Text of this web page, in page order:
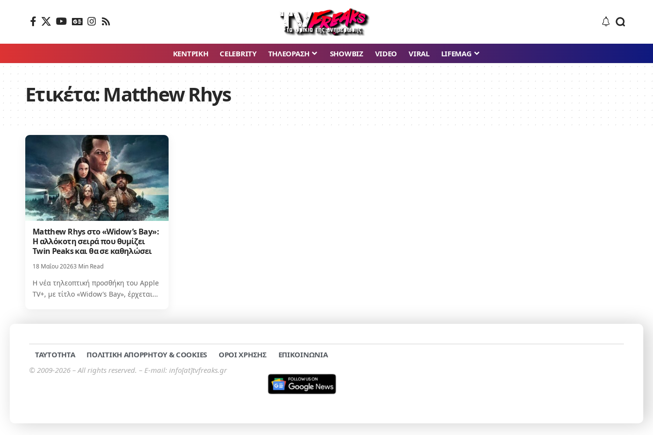
ΚΕΝΤΡΙΚΗ CELEBRITY ΤΗΛΕΟΡΑΣΗ SHOWBIZ VIDEO VIRAL LIFEMAG
Ετικέτα: Matthew Rhys
Matthew Rhys στο «Widow’s Bay»:
Η αλλόκοτη σειρά που θυμίζει
Twin Peaks και θα σε καθηλώσει
18 Μαΐου 20263 Min Read
Η νέα τηλεοπτική προσθήκη του Apple
TV+, με τίτλο «Widow’s Bay», έρχεται…
TAYTOTHTA ΠΟΛΙΤΙΚΗ ΑΠΟΡΡΗΤΟΥ & COOKIES ΟΡΟΙ ΧΡΗΣΗΣ
ΕΠΙΚΟΙΝΩΝΙΑ
© 2009-2026 – All rights reserved. – E-mail: info[at]tvfreaks.gr